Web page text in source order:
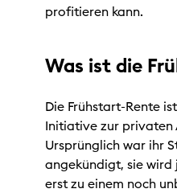
profitieren kann.
Was ist die
Die Frühstart-Rente
Initiative zur privaten
Ursprünglich war ihr
angekündigt, sie
erst zu einem noch